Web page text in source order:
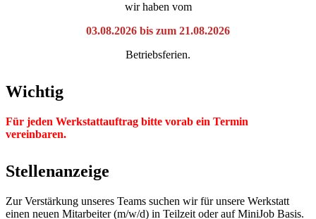
wir haben vom
03.08.2026 bis zum 21.08.2026
Betriebsferien.
Wichtig
Für jeden Werkstattauftrag bitte vorab ein Termin
vereinbaren.
Stellenanzeige
Zur Verstärkung unseres Teams suchen wir für unsere Werkstatt
einen neuen Mitarbeiter (m/w/d) in Teilzeit oder auf MiniJob Basis.